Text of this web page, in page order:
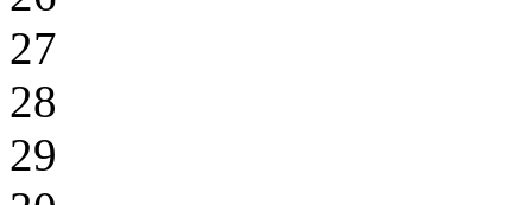
27
28
29